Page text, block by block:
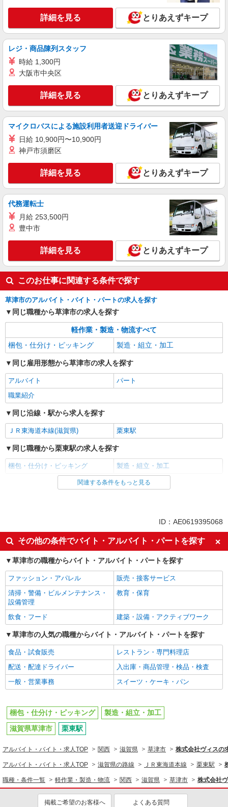
株式会社テクノ・サービス/お仕事No/0821512
機械オペレーターなど
時給1200円交通費全額支給
滋賀県草津市 ＊車・バイク通勤OK
キープ 詳細を見る
派遣社員
株式会社テクノ・サービス/お仕事No/0920269
滋賀県草津市 ＊車・バイク通勤OK
キープ 詳細を見る
派遣社員
株式会社テクノ・サービス/お仕事No/0811397
時給1200円交通費全額支給
滋賀県草津市 ＊車・バイク通勤OK
キープ
詳細を見る とりあえずキープ
レジ・商品陳列スタッフ
時給 1,300円
大阪市中央区
詳細を見る とりあえずキープ
マイクロバスによる施設利用者送迎ドライバー
日給 10,900円〜10,900円
神戸市須磨区
詳細を見る とりあえずキープ
代務運転士
月給 253,500円
豊中市
詳細を見る とりあえずキープ
このお仕事に関連する条件で探す
草津市のアルバイト・バイト・パートの求人を探す
同じ職種から草津市の求人を探す
軽作業・製造・物流すべて
梱包・仕分け・ピッキング
製造・組立・加工
同じ雇用形態から草津市の求人を探す
アルバイト
パート
職業紹介
同じ沿線・駅から求人を探す
ＪＲ東海道本線(滋賀県) 栗東駅
同じ職種から栗東駅の求人を探す
梱包・仕分け・ピッキング 製造・組立・加工
同じ雇用形態から栗東駅の求人を探す
同じ職種から求人を探す
軽作業・製造・物流
梱包・仕分け・ピッキング
製造・組立・加工
関連する条件をもっと見る
ID：AE0619395068
その他の条件でバイト・アルバイト・パートを探す
草津市の職種からバイト・アルバイト・パートを探す
ファッション・アパレル
販売・接客サービス
清掃・警備・ビルメンテナンス・
設備管理
教育・保育
飲食・フード 建築・設備・アクティブワーク
草津市の人気の職種からバイト・アルバイト・パートを探す
食品・試食販売
レストラン・専門料理店
配送・配達ドライバー
入出庫・商品管理・検品・検査
一般・営業事務
スイーツ・ケーキ・パン
梱包・仕分け・ピッキング
製造・組立・加工
滋賀県草津市
栗東駅
アルバイト・バイト・求人TOP 関西 滋賀県 草津市 株式会社ヴィスの
アルバイト・バイト・求人TOP 滋賀県の路線 ＪＲ東海道本線 栗東駅
職種・条件一覧 軽作業・製造・物流 関西 滋賀県 草津市 株式会社
掲載ご希望のお客様へ よくある質問